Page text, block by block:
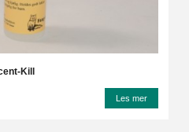
Kill
Les mer